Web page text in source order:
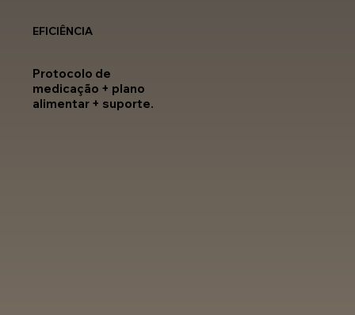
EFICIÊNCIA
Protocolo de
medicação + plano
alimentar + suporte.